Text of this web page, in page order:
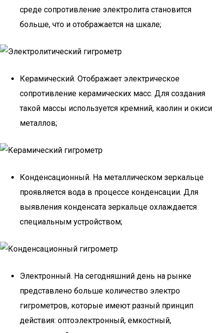
среде сопротивление электролита становится
больше, что и отображается на шкале;
Керамический. Отображает электрическое
сопротивление керамических масс. Для создания
такой массы используется кремний, каолин и окиси
металлов;
Конденсационный. На металлическом зеркальце
проявляется вода в процессе конденсации. Для
выявления конденсата зеркальце охлаждается
специальным устройством;
Электронный. На сегодняшний день на рынке
представлено больше количество электро
гигрометров, которые имеют разный принцип
действия: оптоэлектронный, емкостный,